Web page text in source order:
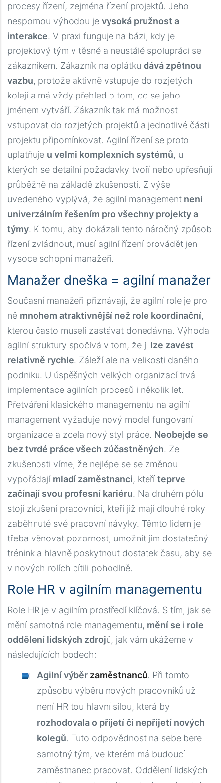
procesy řízení, zejména řízení projektů. Jeho
nespornou výhodou je vysoká pružnost a
interakce. V praxi funguje na bázi, kdy je
projektový tým v těsné a neustálé spolupráci se
zákazníkem. Zákazník na oplátku dává zpětnou
vazbu, protože aktivně vstupuje do rozjetých
kolejí a má vždy přehled o tom, co se jeho
jménem vytváří. Zákazník tak má možnost
vstupovat do rozjetých projektů a jednotlivé části
projektu připomínkovat. Agilní řízení se proto
uplatňuje u velmi komplexních systémů, u
kterých se detailní požadavky tvoří nebo upřesňují
průběžně na základě zkušeností. Z výše
uvedeného vyplývá, že agilní management není
univerzálním řešením pro všechny projekty a
týmy. K tomu, aby dokázali tento náročný způsob
řízení zvládnout, musí agilní řízení provádět jen
vysoce schopní manažeři.
Manažer dneška = agilní manažer
Současní manažeři přiznávají, že agilní role je pro
ně mnohem atraktivnější než role koordinační,
kterou často museli zastávat donedávna. Výhoda
agilní struktury spočívá v tom, že ji lze zavést
relativně rychle. Záleží ale na velikosti daného
podniku. U úspěšných velkých organizací trvá
implementace agilních procesů i několik let.
Přetváření klasického managementu na agilní
management vyžaduje nový model fungování
organizace a zcela nový styl práce. Neobejde se
bez tvrdé práce všech zúčastněných. Ze
zkušenosti víme, že nejlépe se se změnou
vypořádají mladí zaměstnanci, kteříteprve
začínají svou profesní kariéru. Na druhém pólu
stojí zkušení pracovníci, kteří již mají dlouhé roky
zaběhnuté své pracovní návyky. Těmto lidem je
třeba věnovat pozornost, umožnit jim dostatečný
trénink a hlavně poskytnout dostatek času, aby se
v nových rolích cítili pohodlně.
Role HR v agilním managementu
Role HR je v agilním prostředí klíčová. S tím, jak se
mění samotná role managementu, mění se i role
oddělení lidských zdrojů, jak vám ukážeme v
následujících bodech:
Agilní výběr zaměstnanců. Při tomto
způsobu výběru nových pracovníků už
není HR tou hlavní silou, která by
rozhodovala o přijetí či nepřijetí nových
kolegů. Tuto odpovědnost na sebe bere
samotný tým, ve kterém má budoucí
zaměstnanec pracovat. Oddělení lidských